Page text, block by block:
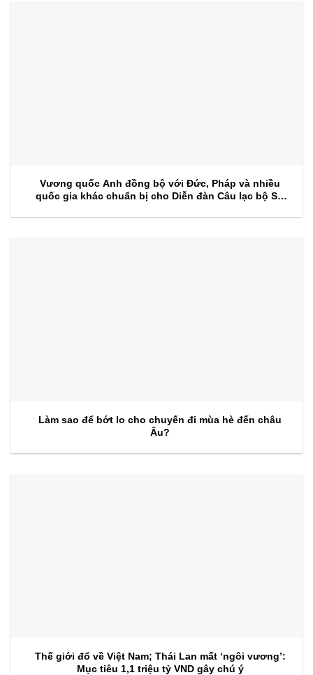
Vương quốc Anh đồng bộ với Đức, Pháp và nhiều
quốc gia khác chuẩn bị cho Diễn đàn Câu lạc bộ Sự
Làm sao để bớt lo cho chuyến đi mùa hè đến châu
Âu?
Thế giới đổ về Việt Nam; Thái Lan mất ‘ngôi vương’:
Mục tiêu 1,1 triệu tỷ VND gây chú ý